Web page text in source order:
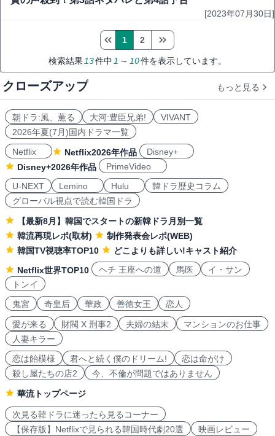
[2023年07月30日]
検索結果 13件中 1 ～ 10件を表示しています。
1 2
クローズアップ もっと見る
朝ドラ:風、薫る 大河:豊臣兄弟!
VIVANT
2026年夏(7月)国内ドラマ一覧
Netflix
Netflix2026年作品
Disney+
Disney+2026年作品
PrimeVideo
U-NEXT
Lemino Hulu
韓ドラ歴史コラム
グローバル視点で読む韓国ドラ
【最新8月】韓国でスタートの新韓ドラ月別一覧
韓流再現レポ(取材)
制作発表会レポ(WEB)
韓国TV視聴率TOP10
どこよりも詳しい!キャスト紹介
Netflix世界TOP10
ヘチ 王座への道 馬医
イ・サン
トンイ
鬼宮
奇皇后 華政 善徳女王 恋人
愛が来る 財閥 X 刑事2 夫婦の結末
マンションのお仕事
人妻キラー
恋は飴模様
君へと続く僕のドリーム!
恋は命がけ
殺し屋たちの店2
今、不倫が問題ではありません
華流トップページ
次見る韓ドラに迷ったら見るコーナー
【保存版】Netflixで見られる韓国時代劇20選
映画レビュー